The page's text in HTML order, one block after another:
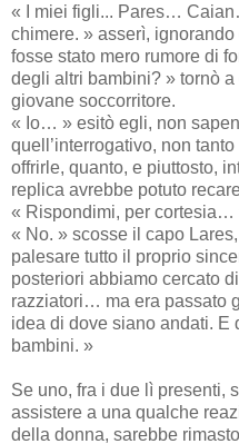
« I miei figli... Pares…
chimere. » asserì,
fosse stato mero rumore di
degli altri bambini? » tornò
giovane soccorritore.
« Io… » esitò egli, non
quell’interrogativo, non
offrirle, quanto, e piuttosto,
replica avrebbe potuto
« Rispondimi, per cortesia…
« No. » scosse il capo
palesare tutto il proprio
posteriori abbiamo cercato
razziatori… ma era passato
idea di dove siano andati. E
bambini. »
Se uno, fra i due lì presenti,
assistere a una qualche
della donna, sarebbe